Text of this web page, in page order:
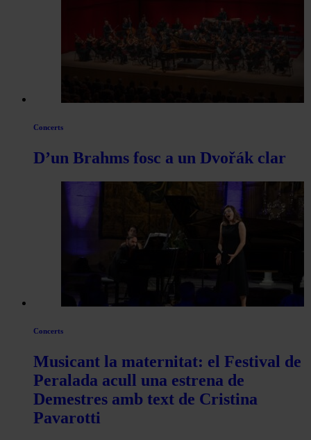
Concerts
D’un Brahms fosc a un Dvořák clar
Concerts
Musicant la maternitat: el Festival de
Peralada acull una estrena de
Demestres amb text de Cristina
Pavarotti